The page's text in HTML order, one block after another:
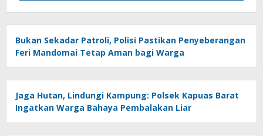
Bukan Sekadar Patroli, Polisi Pastikan Penyeberangan
Feri Mandomai Tetap Aman bagi Warga
Jaga Hutan, Lindungi Kampung: Polsek Kapuas Barat
Ingatkan Warga Bahaya Pembalakan Liar